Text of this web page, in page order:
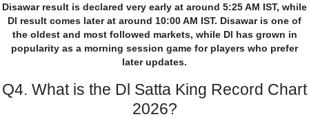
Disawar result is declared very early at around 5:25 AM IST, while
Dl result comes later at around 10:00 AM IST. Disawar is one of
the oldest and most followed markets, while Dl has grown in
popularity as a morning session game for players who prefer
later updates.
Q4. What is the Dl Satta King Record Chart
2026?